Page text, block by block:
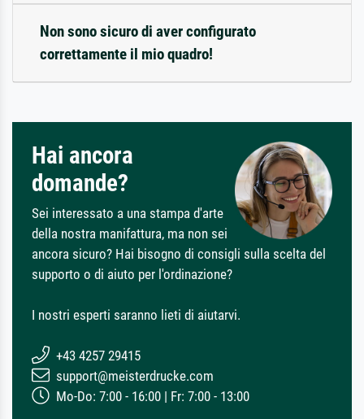
Non sono sicuro di aver configurato
correttamente il mio quadro!
Hai ancora
domande?
Sei interessato a una stampa d'arte
della nostra manifattura, ma non sei
ancora sicuro? Hai bisogno di consigli sulla scelta del
supporto o di aiuto per l'ordinazione?
I nostri esperti saranno lieti di aiutarvi.
+43 4257 29415
support@meisterdrucke.com
Mo-Do: 7:00 - 16:00 | Fr: 7:00 - 13:00